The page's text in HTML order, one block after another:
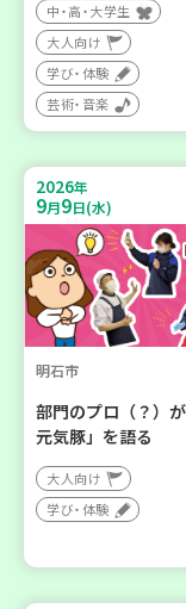
中・高・大学生
大人向け
学び・体験
芸術・音楽
2026年
9月9日(水)
明石市
部門のプロ（？）
元気豚」を語る
大人向け
学び・体験